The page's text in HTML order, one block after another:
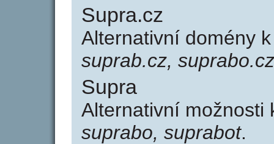
Supra.cz
Alternativní domény
suprab.cz,
Supra
Alternativní
suprabo, suprabot.